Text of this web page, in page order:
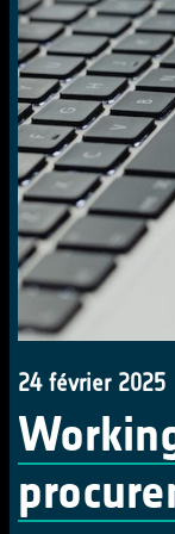
24 février 2025